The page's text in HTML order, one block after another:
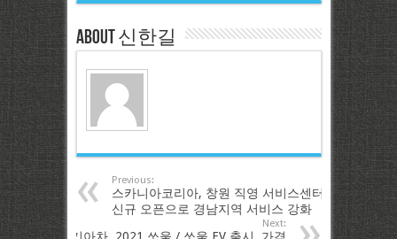
About 신한길
Previous:
스카니아코리아, 창원 직영 서비스센터
신규 오픈으로 경남지역 서비스 강화
Next:
기아차, 2021 쏘울 / 쏘울 EV 출시. 가격